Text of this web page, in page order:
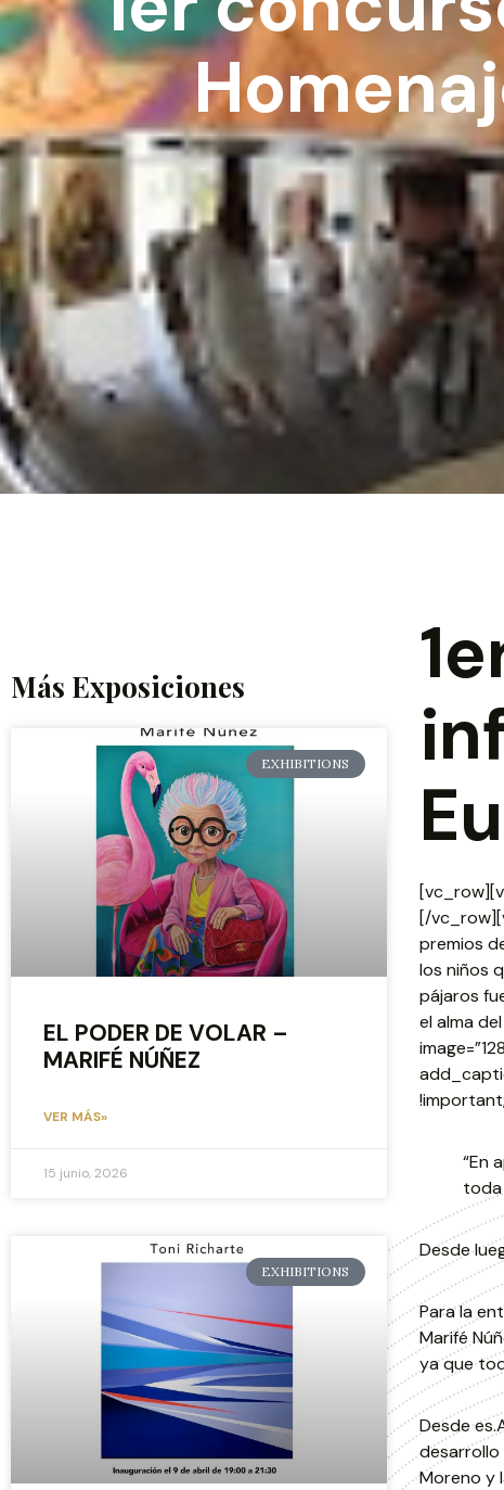
Más Exposiciones
EXHIBITIONS
EL PODER DE VOLAR –
MARIFÉ NÚÑEZ
VER MÁS»
15 junio, 2026
EXHIBITIONS
[/
premios
los niños
pájaros
el alma
“En
toda
Desde
Para la
Marifé
ya que
Desde
desarrollo
Moreno y